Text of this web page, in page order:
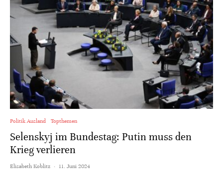
Politik Ausland Topthemen
Selenskyj im Bundestag: Putin muss den
Krieg verlieren
Elisabeth Koblitz · 11. Juni 2024